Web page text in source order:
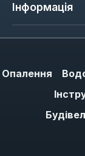
Інформація
Опалення